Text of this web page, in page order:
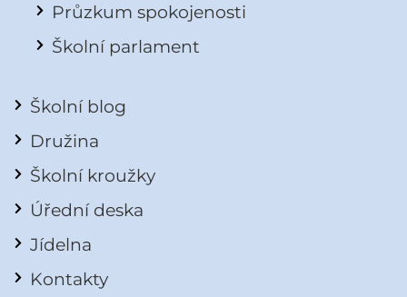
Průzkum spokojenosti
Školní parlament
Školní blog
Družina
Školní kroužky
Úřední deska
Jídelna
Kontakty